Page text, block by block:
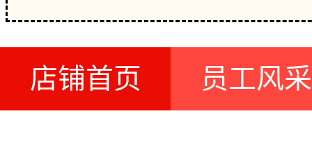
店铺首页 员工风采